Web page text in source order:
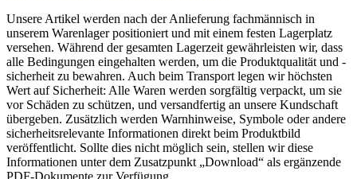
Unsere Artikel werden nach der Anlieferung fachmännisch in
unserem Warenlager positioniert und mit einem festen Lagerplatz
versehen. Während der gesamten Lagerzeit gewährleisten wir, dass
alle Bedingungen eingehalten werden, um die Produktqualität und -
sicherheit zu bewahren. Auch beim Transport legen wir höchsten
Wert auf Sicherheit: Alle Waren werden sorgfältig verpackt, um sie
vor Schäden zu schützen, und versandfertig an unsere Kundschaft
übergeben. Zusätzlich werden Warnhinweise, Symbole oder andere
sicherheitsrelevante Informationen direkt beim Produktbild
veröffentlicht. Sollte dies nicht möglich sein, stellen wir diese
Informationen unter dem Zusatzpunkt „Download“ als ergänzende
PDF-Dokumente zur Verfügung.